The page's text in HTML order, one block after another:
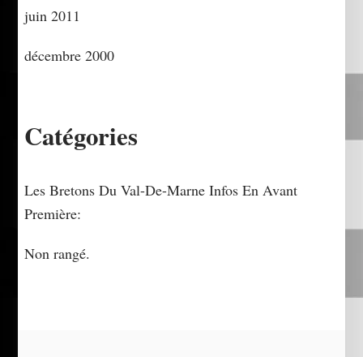
juin 2011
décembre 2000
Catégories
Les Bretons Du Val-De-Marne Infos En Avant
Première:
Non rangé.